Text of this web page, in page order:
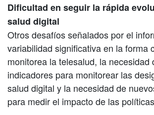
Dificultad en seguir la rápida
salud digital
Otros desafíos señalados por el
variabilidad significativa en la forma
monitorea la telesalud, la necesidad
indicadores para monitorear las
salud digital y la necesidad de
para medir el impacto de las